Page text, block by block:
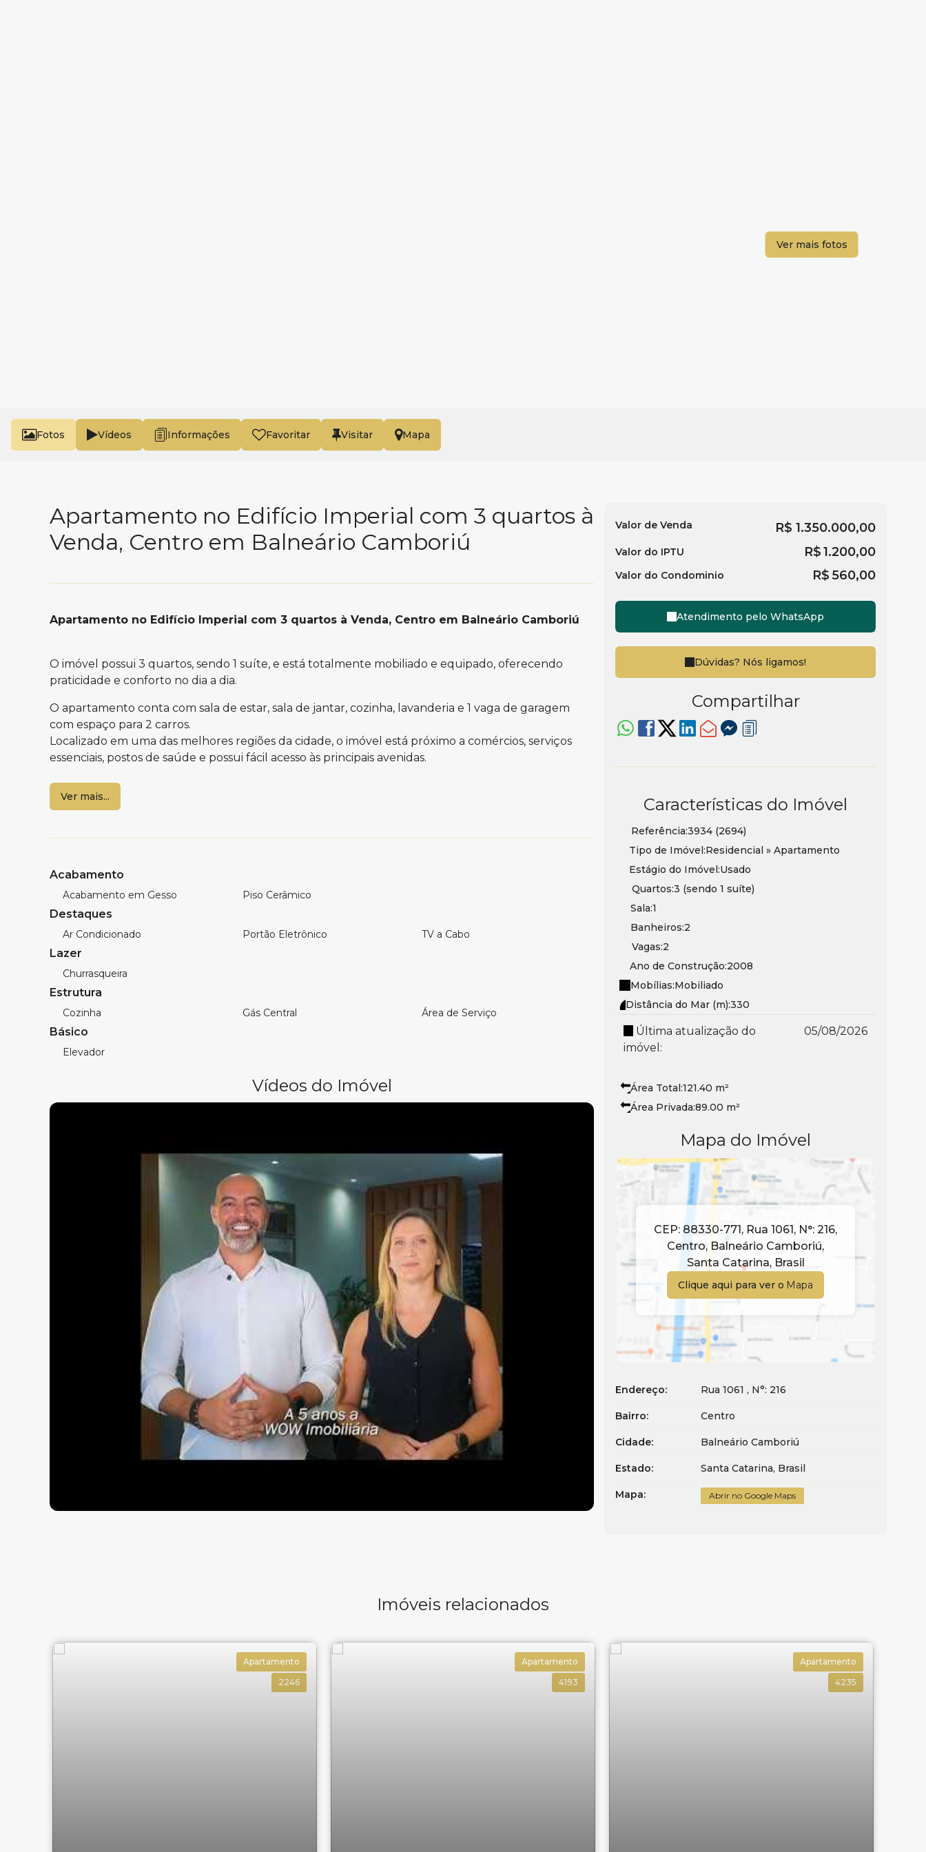
Fotos Vídeos Favoritar Mapa
Apartamento no Edifício Imperial com 3 quartos à
Venda, Centro em Balneário Camboriú
Apartamento no Edifício Imperial com 3 quartos à Venda, Centro em Balneário Camboriú
O imóvel possui 3 quartos, sendo 1 suíte, e está totalmente mobiliado e equipado, oferecendo
praticidade e conforto no dia a dia.
O apartamento conta com sala de estar, sala de jantar, cozinha, lavanderia e 1 vaga de garagem
com espaço para 2 carros.
Localizado em uma das melhores regiões da cidade, o imóvel está próximo a comércios, serviços
essenciais, postos de saúde e possui fácil acesso às principais avenidas.
Uma ótima oportunidade para quem busca morar bem e com conveniência, em um ambiente
completo e pronto para entrar e viver.
3 Dormitórios sendo 1 suíte
Sala de estar
Sala de jantar
Cozinha
1 vaga de garagem para 2 carros
Características do Empreendimento:
Hall Decorado
Elevador
Para mais informações entre em contato com a imobiliária em Balneário Camboriú
Ver mais...
Acabamento
Acabamento em Gesso Piso Cerâmico
Destaques
Ar Condicionado Portão Eletrônico TV a Cabo
Lazer
Churrasqueira
Estrutura
Cozinha Gás Central Área de Serviço
Básico
Elevador
Vídeos do Imóvel
R$ 1.350.000,00
Valor de Venda
Valor do IPTU R$1.200,00
Valor do Condominio R$560,00
Atendimento pelo WhatsApp
Dúvidas? Nós ligamos!
Compartilhar
Características do Imóvel
Referência:3934 (2694)
Tipo de Imóvel:Residencial » Apartamento
Estágio do Imóvel:Usado
Quartos:3 (sendo 1 suíte)
Sala:1
Banheiros:2
Vagas:2
Ano de Construção:2008
Mobílias:Mobiliado
Distância do Mar (m):330
Última atualização do
imóvel:
05/08/2026
Área Total:121.40 m²
Área Privada:89.00 m²
Mapa do Imóvel
CEP: 88330-771, Rua 1061, N°: 216,
Centro, Balneário Camboriú,
Santa Catarina, Brasil
Clique aqui para ver o Mapa
Endereço: Rua 1061 , N°: 216
Bairro: Centro
Cidade: Balneário Camboriú
Estado: Santa Catarina, Brasil
Mapa: Abrir no Google Maps
Imóveis relacionados
Apartamento
2246
Apartamento
4193
Apartamento
4235